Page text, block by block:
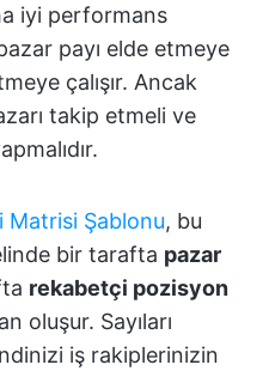
iyi performans
payı elde etmeye
çalışır. Ancak
takip etmeli ve
Matrisi Şablonu, bu
bir tarafta pazar
rekabetçi pozisyon
oluşur. Sayıları
iş rakiplerinizin